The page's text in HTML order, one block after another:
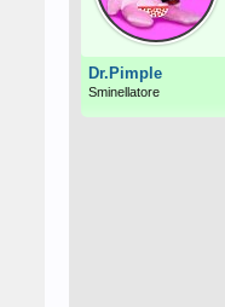
Dr.Pimple
Sminellatore